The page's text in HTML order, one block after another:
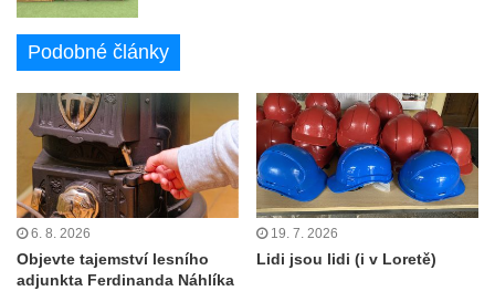
Podobné články
6. 8. 2026
Objevte tajemství lesního
adjunkta Ferdinanda Náhlíka
19. 7. 2026
Lidi jsou lidi (i v Loretě)